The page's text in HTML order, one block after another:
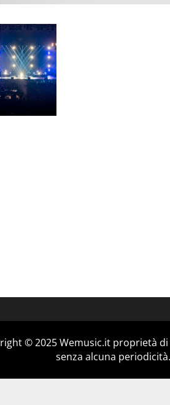
© 2025 Wemusic.it proprietà
senza alcuna